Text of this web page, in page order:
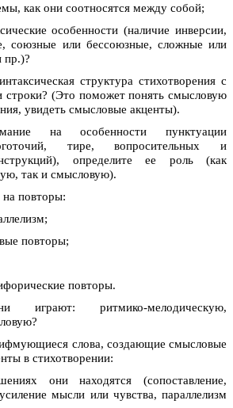
как они соотносятся между собой;
особенности (наличие инверсии,
союзные или бессоюзные, сложные или
пр.)?
структура стихотворения с
строки? (Это поможет понять смысловую
увидеть смысловые акценты).
на особенности пунктуации
тире, вопросительных и
определите ее роль (как
так и смысловую).
повторы:
повторы;
повторы.
ритмико-мелодическую,
слова, создающие смысловые
в стихотворении:
они находятся (сопоставление,
мысли или чувства, параллелизм